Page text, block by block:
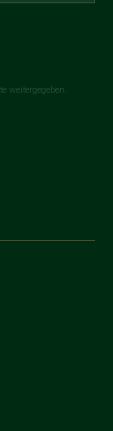
weitergegeben.